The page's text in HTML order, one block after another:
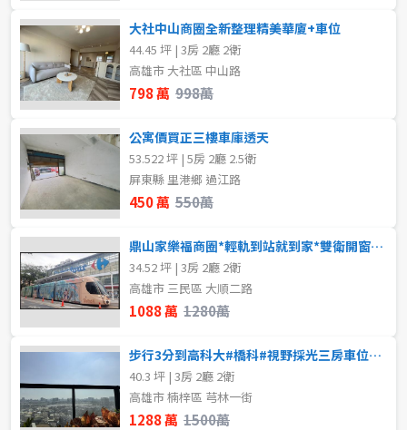
樓層
不拘
1樓 2樓
3樓
5~10樓
21樓以上
~
格局
不拘
1樓 3樓
4樓
~
格局
不拘
2房 3房
4房
租金(元)
大社中山商圈全新整理精美華廈+車位
44.45 坪 | 3房 2廳 2衛
高雄市 大社區 中山路
798 萬 998萬
公寓價買正三樓車庫透天
53.522 坪 | 5房 2廳 2.5衛
屏東縣 里港鄉 過江路
450 萬 550萬
鼎山家樂福商圈*輕軌到站就到家*雙衛開窗*明亮3房
34.52 坪 | 3房 2廳 2衛
高雄市 三民區 大順二路
1088 萬 1280萬
步行3分到高科大#橋科#視野採光三房車位#4年屋
40.3 坪 | 3房 2廳 2衛
高雄市 楠梓區 芎林一街
1288 萬 1500萬